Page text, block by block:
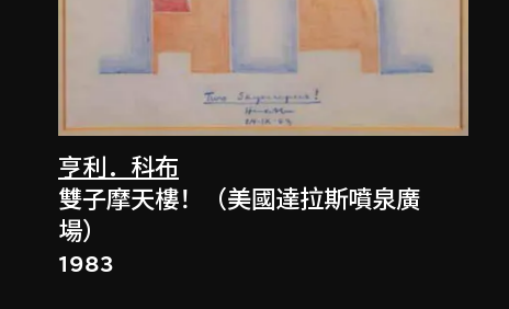
亨利．科布
雙子摩天樓！（美國達拉斯噴泉廣
場）
1983